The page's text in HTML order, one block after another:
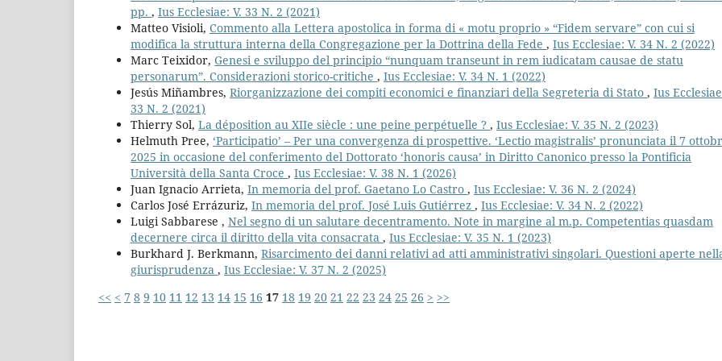
pp. , Ius Ecclesiae: V. 33 N. 2 (2021)
Matteo Visioli, Commento alla Lettera apostolica in forma di « motu proprio » “Fidem servare” con cui si
modifica la struttura interna della Congregazione per la Dottrina della Fede , Ius Ecclesiae: V. 34 N. 2 (2022)
Marc Teixidor, Genesi e sviluppo del principio “nunquam transeunt in rem iudicatam causae de statu
personarum”. Considerazioni storico-critiche , Ius Ecclesiae: V. 34 N. 1 (2022)
Jesús Miñambres, Riorganizzazione dei compiti economici e finanziari della Segreteria di Stato , Ius
33 N. 2 (2021)
Thierry Sol, La déposition au XIIe siècle : une peine perpétuelle ? , Ius Ecclesiae: V. 35 N. 2 (2023)
Helmuth Pree, ‘Participatio’ – Per una convergenza di prospettive. ‘Lectio magistralis’ pronunciata il 7
2025 in occasione del conferimento del Dottorato ‘honoris causa’ in Diritto Canonico presso la Pontificia
Università della Santa Croce , Ius Ecclesiae: V. 38 N. 1 (2026)
Juan Ignacio Arrieta, In memoria del prof. Gaetano Lo Castro , Ius Ecclesiae: V. 36 N. 2 (2024)
Carlos José Errázuriz, In memoria del prof. José Luis Gutiérrez , Ius Ecclesiae: V. 34 N. 2 (2022)
Luigi Sabbarese , Nel segno di un salutare decentramento. Note in margine al m.p. Competentias quasdam
decernere circa il diritto della vita consacrata , Ius Ecclesiae: V. 35 N. 1 (2023)
Burkhard J. Berkmann, Risarcimento dei danni relativi ad atti amministrativi singolari. Questioni aperte
giurisprudenza , Ius Ecclesiae: V. 37 N. 2 (2025)
<< < 7 8 9 10 11 12 13 14 15 16 17 18 19 20 21 22 23 24 25 26 > >>